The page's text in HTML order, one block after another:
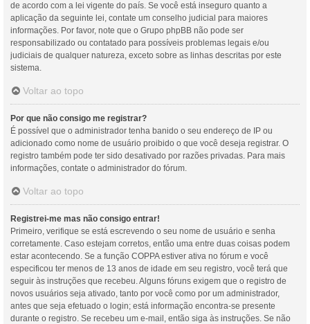
de acordo com a lei vigente do país. Se você está inseguro quanto a
aplicação da seguinte lei, contate um conselho judicial para maiores
informações. Por favor, note que o Grupo phpBB não pode ser
responsabilizado ou contatado para possíveis problemas legais e/ou
judiciais de qualquer natureza, exceto sobre as linhas descritas por este
sistema.
Voltar ao topo
Por que não consigo me registrar?
É possível que o administrador tenha banido o seu endereço de IP ou
adicionado como nome de usuário proibido o que você deseja registrar. O
registro também pode ter sido desativado por razões privadas. Para mais
informações, contate o administrador do fórum.
Voltar ao topo
Registrei-me mas não consigo entrar!
Primeiro, verifique se está escrevendo o seu nome de usuário e senha
corretamente. Caso estejam corretos, então uma entre duas coisas podem
estar acontecendo. Se a função COPPA estiver ativa no fórum e você
especificou ter menos de 13 anos de idade em seu registro, você terá que
seguir às instruções que recebeu. Alguns fóruns exigem que o registro de
novos usuários seja ativado, tanto por você como por um administrador,
antes que seja efetuado o login; está informação encontra-se presente
durante o registro. Se recebeu um e-mail, então siga às instruções. Se não